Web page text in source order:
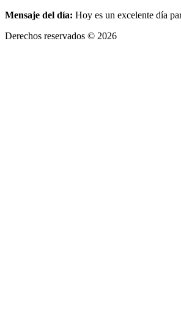
Mensaje del día: Hoy es un excelente día
Derechos reservados © 2026